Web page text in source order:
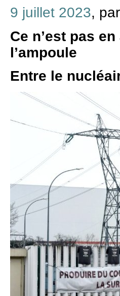
9 juillet 2023, par
Ce n’est pas
l’ampoule
Entre le